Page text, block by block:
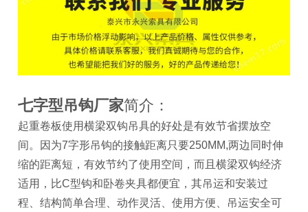
七字型吊钩厂家简介：
起重卷板使用横梁双钩吊具的好处是有效节省摆放空
间。因为7字形吊钩的接触距离只要250MM,两边同时伸
缩的距离短，有效节约了使用空间，而且横梁双钩经济
适用，比C型钩和卧卷夹具都便宜，其吊运和安装过
程、结构简单合理、动作灵活、使用方便、吊运安全可